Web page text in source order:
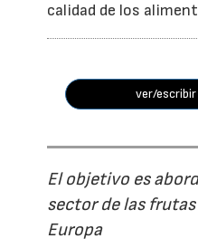
calidad de los
ver/
El objetivo es
sector de las
Europa